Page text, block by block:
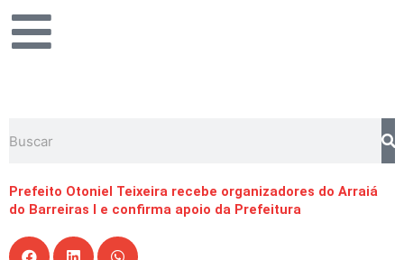
para
Prefeito Otoniel Teixeira recebe organizadores do Arraiá
do Barreiras I e confirma apoio da Prefeitura